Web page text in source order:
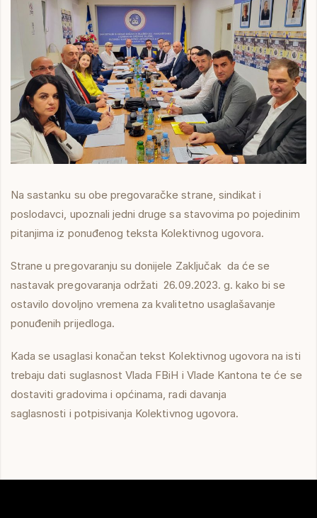
Na sastanku su obe pregovaračke strane, sindikat i
poslodavci, upoznali jedni druge sa stavovima po pojedinim
pitanjima iz ponuđenog teksta Kolektivnog ugovora.
Strane u pregovaranju su donijele Zaključak da će se
nastavak pregovaranja održati 26.09.2023. g. kako bi se
ostavilo dovoljno vremena za kvalitetno usaglašavanje
ponuđenih prijedloga.
Kada se usaglasi konačan tekst Kolektivnog ugovora na isti
trebaju dati suglasnost Vlada FBiH i Vlade Kantona te će se
dostaviti gradovima i općinama, radi davanja
saglasnosti i potpisivanja Kolektivnog ugovora.